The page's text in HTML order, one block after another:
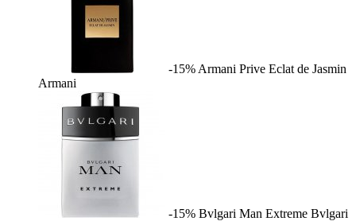
-15% Armani Prive Eclat de Jasmin
Armani
-15% Bvlgari Man Extreme Bvlgari